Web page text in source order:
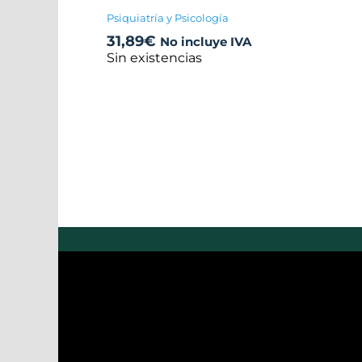
Psiquiatría y Psicología
31,89€ No incluye IVA
Sin existencias